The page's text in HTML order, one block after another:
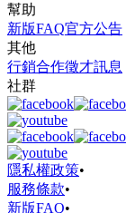
幫助
新版FAQ官方公告
其他
行銷合作徵才訊息
社群
隱私權政策•
服務條款•
新版FAQ•